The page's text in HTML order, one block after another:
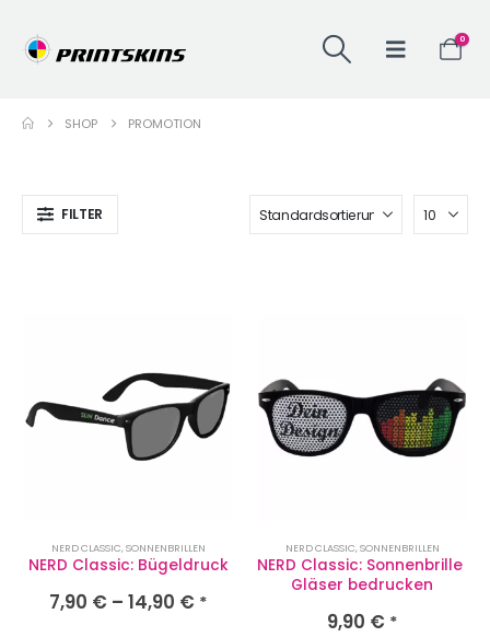
0
SHOP PROMOTION
FILTER
NERD CLASSIC,SONNENBRILLEN
NERD Classic: Bügeldruck
7,90 € – 14,90 € *
NERD CLASSIC,SONNENBRILLEN
NERD Classic: Sonnenbrille
Gläser bedrucken
9,90 € *